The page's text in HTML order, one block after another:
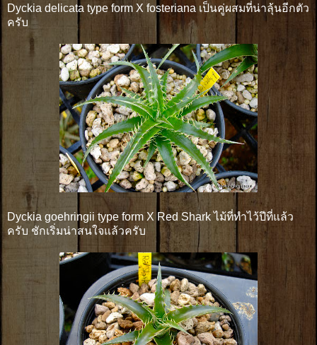
Dyckia delicata type form X fosteriana เป็นคู่ผสมที่น่าลุ้นอีกตัว
ครับ
Dyckia goehringii type form X Red Shark ไม้ที่ทำไว้ปีที่แล้ว
ครับ ชักเริ่มน่าสนใจแล้วครับ